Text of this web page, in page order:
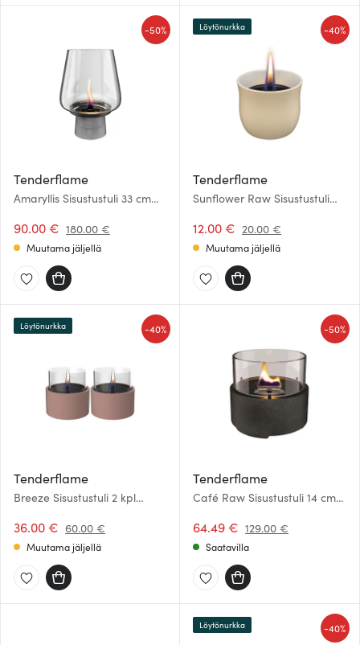
Tenderflame
Amaryllis Sisustustuli 33 cm
90.00 € 180.00 €
-50%
Muutama jäljellä
Tenderflame
Sunflower Raw Sisustustuli
12.00 € 20.00 €
-40%
Löytönurkka
Muutama jäljellä
Tenderflame
Breeze Sisustustuli 2 kpl
36.00 € 60.00 €
-40%
Löytönurkka
Muutama jäljellä
Tenderflame
Café Raw Sisustustuli 14 cm
64.49 € 129.00 €
-50%
Saatavilla
-40%
Löytönurkka